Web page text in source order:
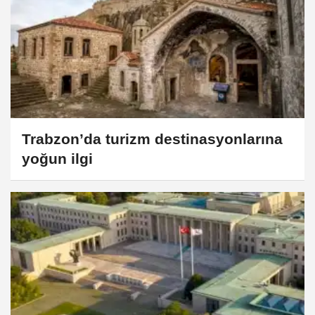
Trabzon’da turizm destinasyonlarına
yoğun ilgi